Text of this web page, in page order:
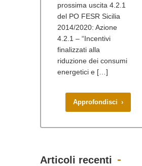
prossima uscita 4.2.1
del PO FESR Sicilia
2014/2020: Azione
4.2.1 – “Incentivi
finalizzati alla
riduzione dei consumi
energetici e […]
Approfondisci ›
Articoli recenti